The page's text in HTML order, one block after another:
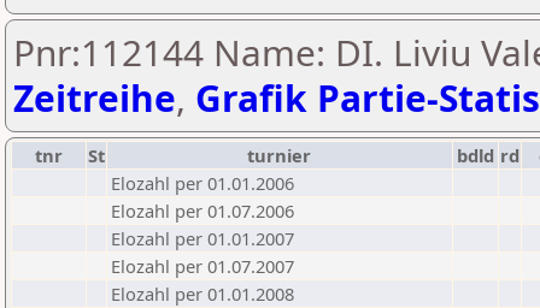
Pnr:112144 Name: DI. Liviu
Zeitreihe, Grafik Partie-
tnr St turnier bdld rd
Elozahl per 01.01.2006
Elozahl per 01.07.2006
Elozahl per 01.01.2007
Elozahl per 01.07.2007
Elozahl per 01.01.2008